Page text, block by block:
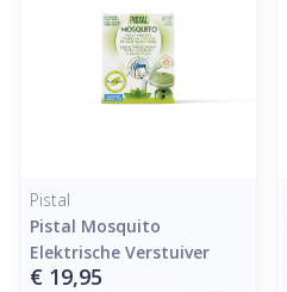
Pistal
Pistal Mosquito
Elektrische Verstuiver
€ 19,95